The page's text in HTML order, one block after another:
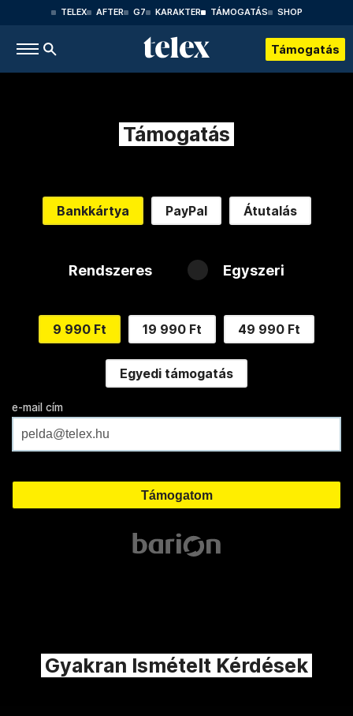
TELEX AFTER G7 KARAKTER TÁMOGATÁS SHOP
Támogatás
Támogatás
Bankkártya PayPal Átutalás
Rendszeres Egyszeri
9 990 Ft 19 990 Ft 49 990 Ft
Egyedi támogatás
e-mail cím
Gyakran Ismételt Kérdések